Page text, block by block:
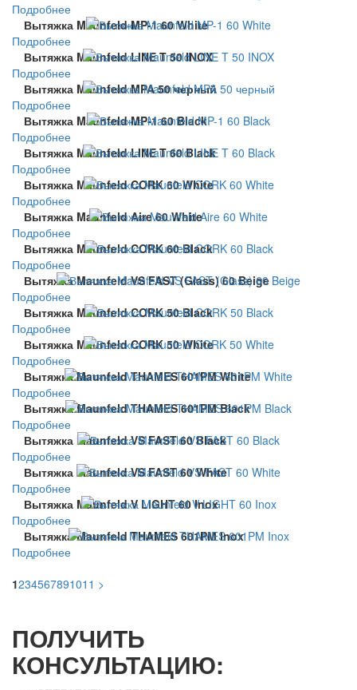
Подробнее
Вытяжка Maunfeld MP-1 60 White
Подробнее
Вытяжка Maunfeld LINE T 50 INOX
Подробнее
Вытяжка Maunfeld MPA 50 черный
Подробнее
Вытяжка Maunfeld MP-1 60 Black
Подробнее
Вытяжка Maunfeld LINE T 60 Black
Подробнее
Вытяжка Maunfeld CORK 60 White
Подробнее
Вытяжка Maunfeld Aire 60 White
Подробнее
Вытяжка Maunfeld CORK 60 Black
Подробнее
Вытяжка Maunfeld VS FAST (Glass) 60 Beige
Подробнее
Вытяжка Maunfeld CORK 50 Black
Подробнее
Вытяжка Maunfeld CORK 50 White
Подробнее
Вытяжка Maunfeld THAMES 601PM White
Подробнее
Вытяжка Maunfeld THAMES 601PM Black
Подробнее
Вытяжка Maunfeld VS FAST 60 Black
Подробнее
Вытяжка Maunfeld VS FAST 60 White
Подробнее
Вытяжка Maunfeld V LIGHT 60 Inox
Подробнее
Вытяжка Maunfeld THAMES 601PM Inox
Подробнее
1234567891011 >
ПОЛУЧИТЬ
КОНСУЛЬТАЦИЮ: